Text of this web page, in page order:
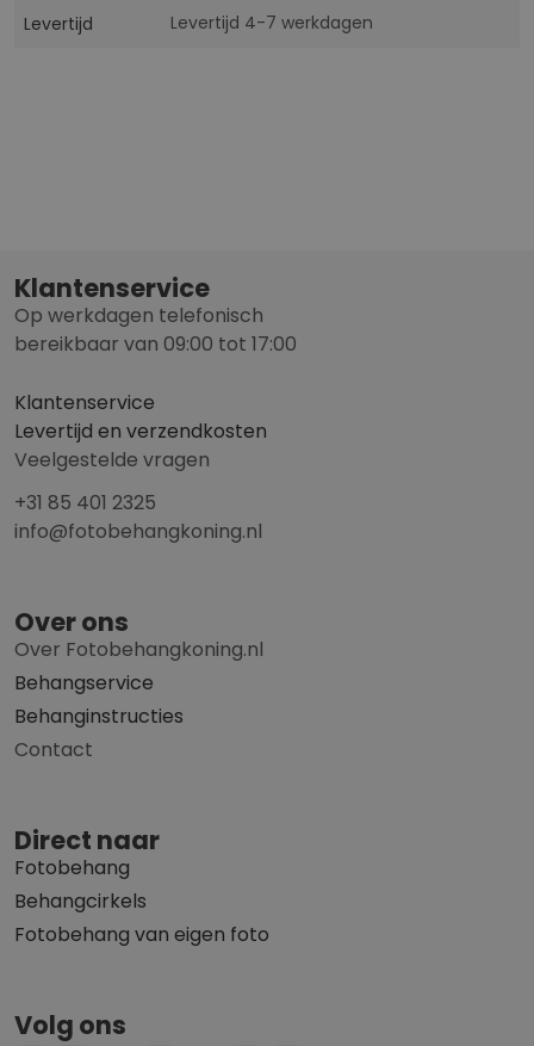
Levertijd Levertijd 4-7 werkdagen
Klantenservice
Op werkdagen telefonisch
bereikbaar van 09:00 tot 17:00
Klantenservice
Levertijd en verzendkosten
Veelgestelde vragen
+31 85 401 2325
info@fotobehangkoning.nl
Over ons
Over Fotobehangkoning.nl
Behangservice
Behanginstructies
Contact
Direct naar
Fotobehang
Behangcirkels
Fotobehang van eigen foto
Volg ons